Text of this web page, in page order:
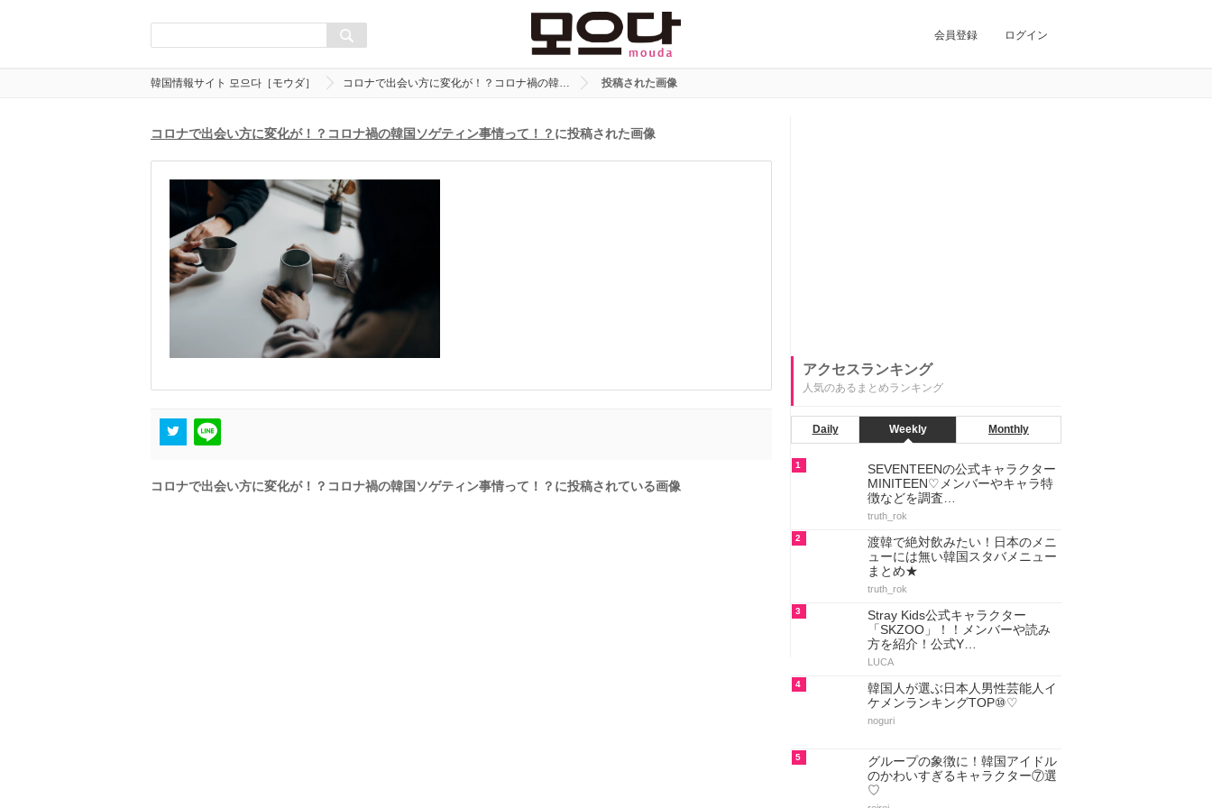
会員登録 ログイン
韓国情報サイト 모으다［モウダ］ コロナで出会い方に変化が！？コロナ禍の韓… 投稿された画像
コロナで出会い方に変化が！？コロナ禍の韓国ソゲティン事情って！？ に投稿された画像
コロナで出会い方に変化が！？コロナ禍の韓国ソゲティン事情って！？に投稿されている画像
アクセスランキング
人気のあるまとめランキング
Daily Weekly Monthly
1
SEVENTEENの公式キャラクター
MINITEEN♡メンバーやキャラ特
徴などを調査…
truth_rok
2
渡韓で絶対飲みたい！日本のメニ
ューには無い韓国スタバメニュー
まとめ★
truth_rok
3
Stray Kids公式キャラクター
「SKZOO」！！メンバーや読み
方を紹介！公式Y…
LUCA
4
韓国人が選ぶ日本人男性芸能人イ
ケメンランキングTOP⑩♡
noguri
5
グループの象徴に！韓国アイドル
のかわいすぎるキャラクター⑦選
♡